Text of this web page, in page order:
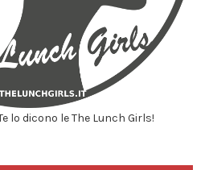
lo dicono le The Lunch Girls!